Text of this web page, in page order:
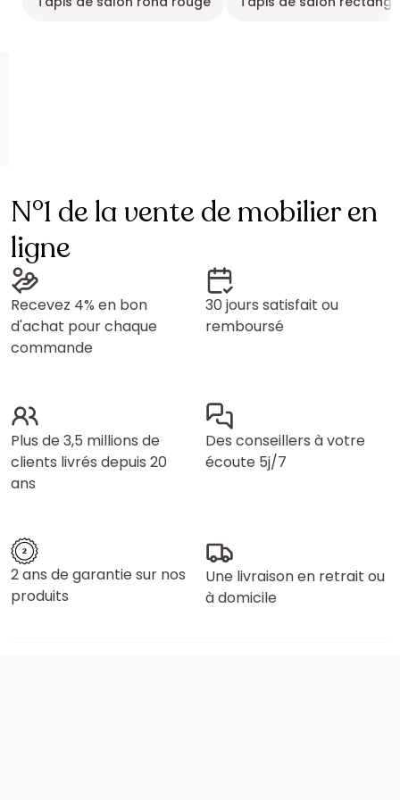
N°1 de la vente de mobilier en
ligne
Recevez 4% en bon
d'achat pour chaque
commande
30 jours satisfait ou
remboursé
Plus de 3,5 millions de
clients livrés depuis 20
ans
Des conseillers à votre
écoute 5j/7
2 ans de garantie sur nos
produits
Une livraison en retrait ou
à domicile